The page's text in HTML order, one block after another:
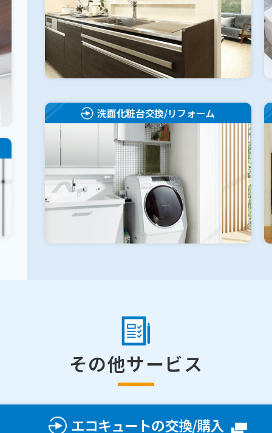
洗面化粧台交換/リフォーム
その他サービス
エコキュートの交換/購入